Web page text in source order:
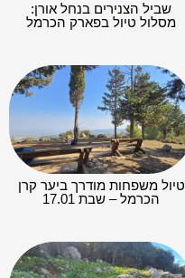
שביל הצנירים בנחל אורן:
מסלול טיול בפארק הכרמל
טיול משפחות מודרך ביער קרן
הכרמל – שבת 17.01